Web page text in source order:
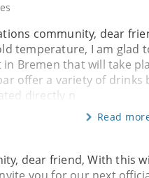
community, dear
temperature, I am glad
in Bremen that will take
offer a variety of drinks
directly n
Read
dear friend, With this